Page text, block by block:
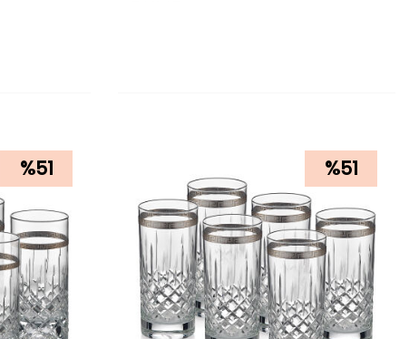
%51 %51